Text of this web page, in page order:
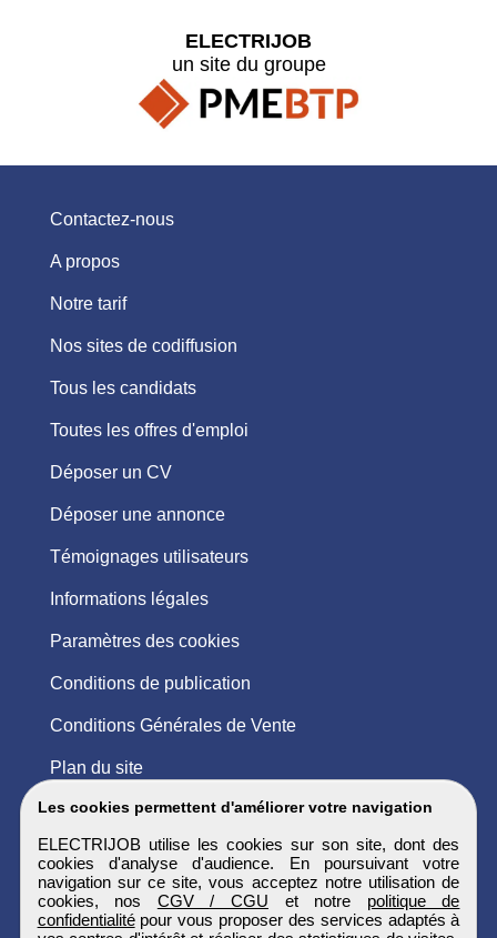
Les cookies permettent d'améliorer votre navigation
ELECTRIJOB utilise les cookies sur son site, dont des
cookies d'analyse d'audience. En poursuivant votre
navigation sur ce site, vous acceptez notre utilisation de
cookies, nos CGV / CGU et notre politique de
confidentialitépour vous proposer des services adaptés à
ELECTRIJOB
un site du groupe
Contactez-nous
A propos
Notre tarif
Nos sites de codiffusion
Tous les candidats
Toutes les offres d'emploi
Déposer un CV
Déposer une annonce
Témoignages utilisateurs
Informations légales
Paramètres des cookies
Conditions de publication
Conditions Générales de Vente
Plan du site